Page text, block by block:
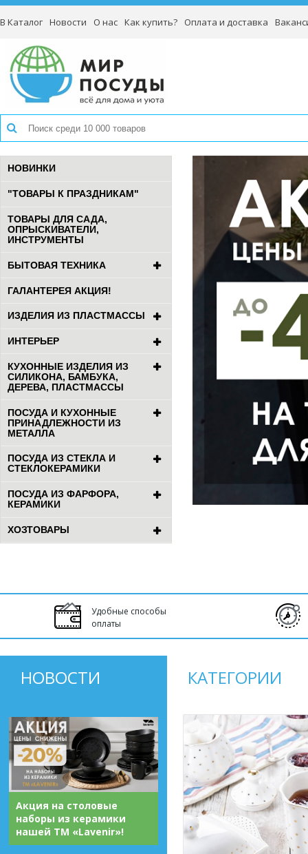
В Каталог Новости О нас Как купить? Оплата и доставка
НОВИНКИ
"ТОВАРЫ К ПРАЗДНИКАМ"
ТОВАРЫ ДЛЯ САДА,
ОПРЫСКИВАТЕЛИ,
ИНСТРУМЕНТЫ
БЫТОВАЯ ТЕХНИКА
ГАЛАНТЕРЕЯ АКЦИЯ!
ИЗДЕЛИЯ ИЗ ПЛАСТМАССЫ
ИНТЕРЬЕР
КУХОННЫЕ ИЗДЕЛИЯ ИЗ
СИЛИКОНА, БАМБУКА,
ДЕРЕВА, ПЛАСТМАССЫ
ПОСУДА И КУХОННЫЕ
ПРИНАДЛЕЖНОСТИ ИЗ
МЕТАЛЛА
ПОСУДА ИЗ СТЕКЛА И
СТЕКЛОКЕРАМИКИ
ПОСУДА ИЗ ФАРФОРА,
КЕРАМИКИ
ХОЗТОВАРЫ
Удобные способы
оплаты
НОВОСТИ
Акция на столовые
наборы из керамики
нашей ТМ «Lavenir»!
КАТЕГОРИИ